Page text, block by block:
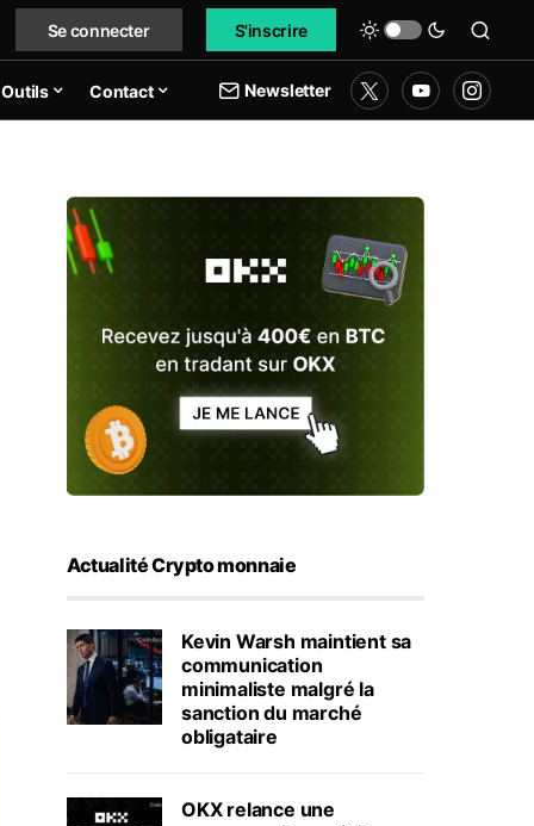
Se connecter S'inscrire
Outils Contact Newsletter
Actualité Crypto monnaie
Kevin Warsh maintient sa
communication
minimaliste malgré la
sanction du marché
obligataire
OKX relance une